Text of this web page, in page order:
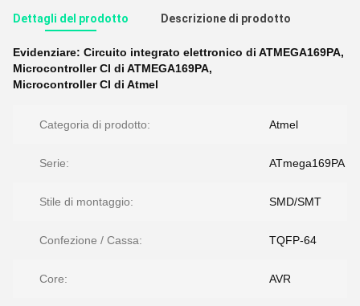
Dettagli del prodotto Descrizione di prodotto
Evidenziare: Circuito integrato elettronico di ATMEGA169PA,
Microcontroller CI di ATMEGA169PA,
Microcontroller CI di Atmel
Categoria di prodotto: Atmel
Serie: ATmega169PA
Stile di montaggio: SMD/SMT
Confezione / Cassa: TQFP-64
Core: AVR